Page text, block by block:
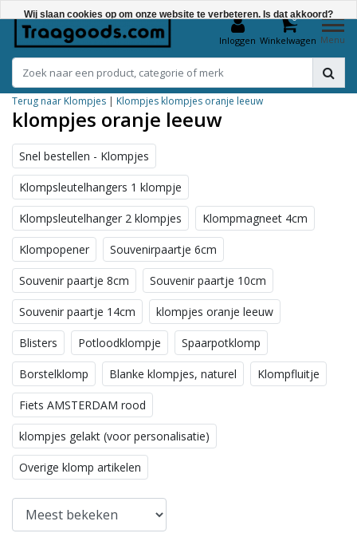
Inloggen
0
Winkelwagen Menu
Terug naar Klompjes | Klompjes klompjes oranje leeuw
klompjes oranje leeuw
Snel bestellen - Klompjes
Klompsleutelhangers 1 klompje
Klompsleutelhanger 2 klompjes Klompmagneet 4cm
Klompopener Souvenirpaartje 6cm
Souvenir paartje 8cm Souvenir paartje 10cm
Souvenir paartje 14cm klompjes oranje leeuw
Blisters Potloodklompje Spaarpotklomp
Borstelklomp Blanke klompjes, naturel Klompfluitje
Fiets AMSTERDAM rood
klompjes gelakt (voor personalisatie)
Overige klomp artikelen
Wij slaan cookies op om onze website te verbeteren. Is dat akkoord?
Nee
Meer over cookies »